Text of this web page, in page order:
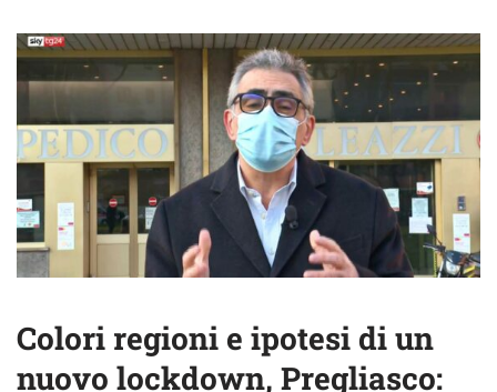
Colori regioni e ipotesi di un
nuovo lockdown, Pregliasco: